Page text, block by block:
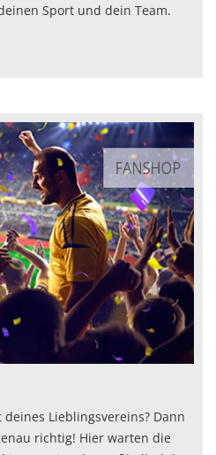
Sport und dein Team.
Lieblingsvereins? Dann
richtig! Hier warten die